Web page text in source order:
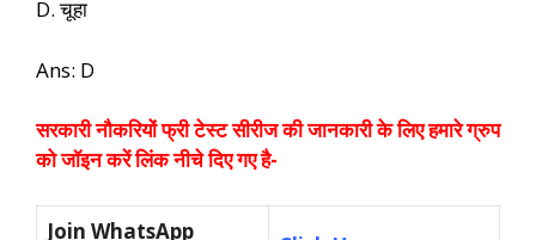
D. चूहा
Ans: D
सरकारी नौकरियों फ्री टेस्ट सीरीज की जानकारी के लिए हमारे ग्रुप
को जॉइन करें लिंक नीचे दिए गए है-
Join WhatsApp